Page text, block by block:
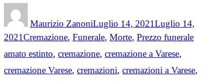
Maurizio Zanoni
on
Luglio 14, 2021Luglio 14,
2021Categories
Cremazione, Funerale, Morte, Prezzo funeraleTags
amato estinto, cremazione, cremazione a Varese,
cremazione Varese, cremazioni, cremazioni a Varese,